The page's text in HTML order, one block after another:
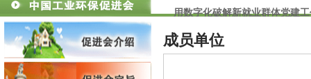
用数字化破解新就业群体党建
成员单位